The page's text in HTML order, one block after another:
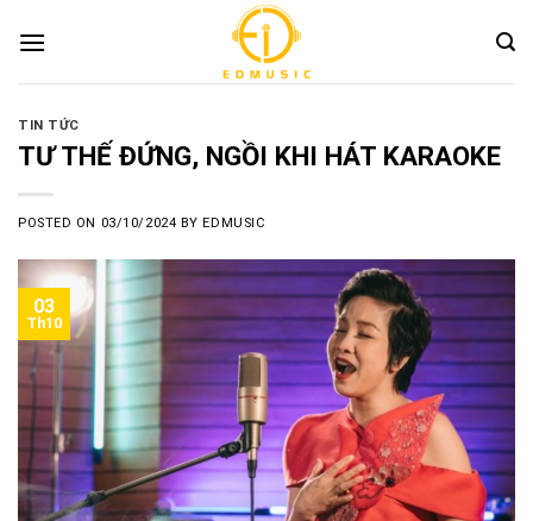
TIN TỨC
TƯ THẾ ĐỨNG, NGỒI KHI HÁT KARAOKE
POSTED ON 03/10/2024 BYEDMUSIC
03
Th10